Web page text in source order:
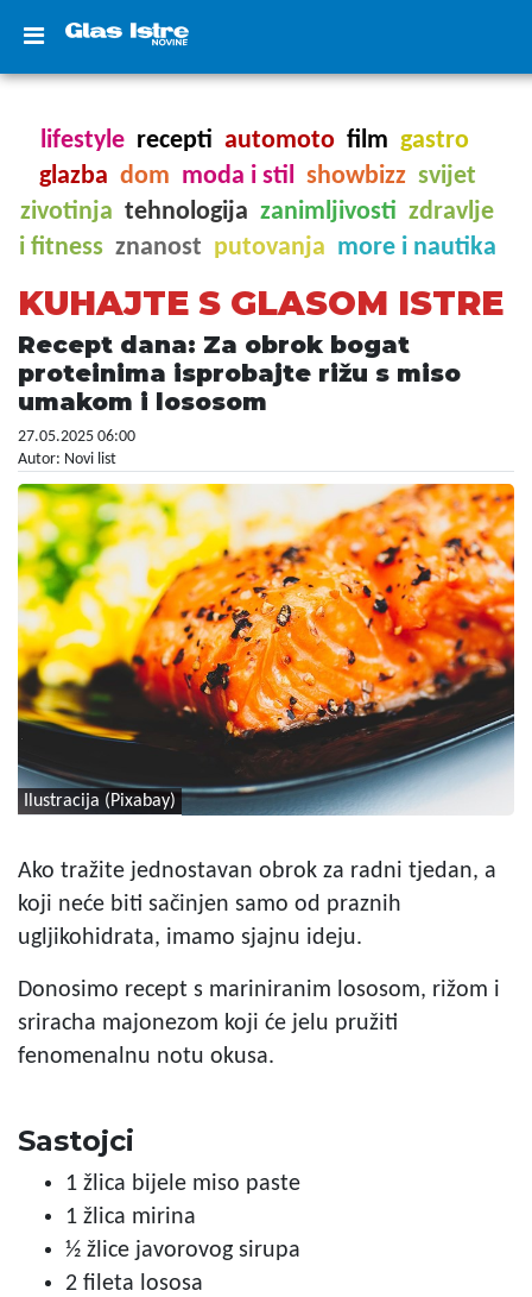
lifestyle recepti automoto film gastro
glazba dom moda i stil showbizz svijet
zivotinja tehnologija zanimljivosti zdravlje
i fitness znanost putovanja more i nautika
KUHAJTE S GLASOM ISTRE
Recept dana: Za obrok bogat
proteinima isprobajte rižu s miso
umakom i lososom
27.05.2025 06:00
Autor: Novi list
Ilustracija (Pixabay)
Ako tražite jednostavan obrok za radni tjedan, a
koji neće biti sačinjen samo od praznih
ugljikohidrata, imamo sjajnu ideju.
Donosimo recept s mariniranim lososom, rižom i
sriracha majonezom koji će jelu pružiti
fenomenalnu notu okusa.
Sastojci
1 žlica bijele miso paste
1 žlica mirina
½ žlice javorovog sirupa
2 fileta lososa